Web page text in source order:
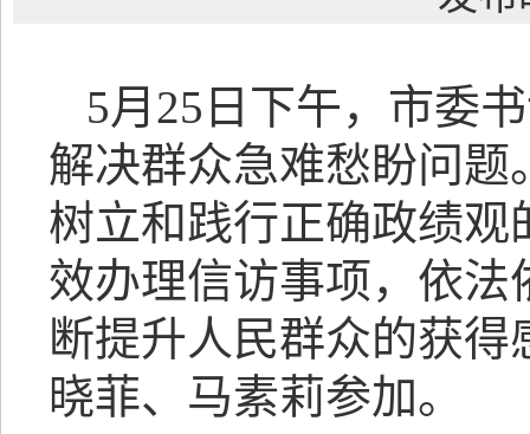
5月25日下午，市委
解决群众急难愁盼问
树立和践行正确政绩
效办理信访事项，依
断提升人民群众的获
晓菲、马素莉参加。